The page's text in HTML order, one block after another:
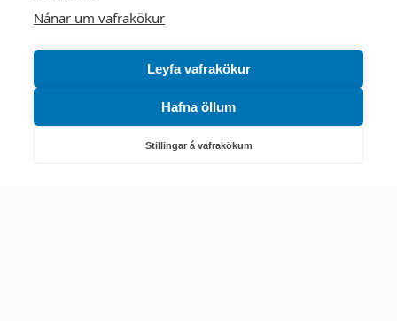
Nánar um vafrakökur
Leyfa vafrakökur
Hafna öllum
Stillingar á vafrakökum
Starfsstöðvar
Náttúruverndarstofnun
Veiðimál, friðlýst svæði, landvarsla og náttúruvernd